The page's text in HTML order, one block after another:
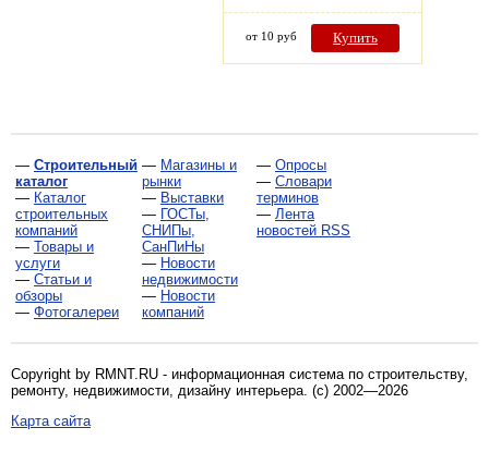
от 10 руб Купить
— Строительный
каталог
— Каталог
строительных
компаний
— Товары и
услуги
— Статьи и
обзоры
— Фотогалереи
— Магазины и
рынки
— Выставки
— ГОСТы,
СНИПы,
СанПиНы
— Новости
недвижимости
— Новости
компаний
— Опросы
— Словари
терминов
— Лента
новостей RSS
Copyright by RMNT.RU - информационная система по строительству,
ремонту, недвижимости, дизайну интерьера . (c) 2002—2026
Карта сайта